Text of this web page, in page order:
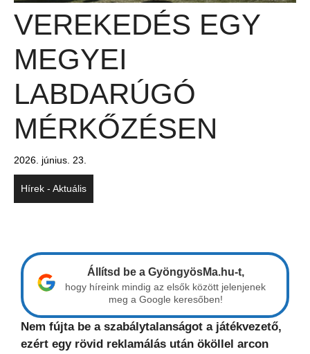
VEREKEDÉS EGY
MEGYEI
LABDARÚGÓ
MÉRKŐZÉSEN
2026. június. 23.
Hírek - Aktuális
Állítsd be a GyöngyösMa.hu-t,
hogy híreink mindig az elsők között jelenjenek
meg a Google keresőben!
Nem fújta be a szabálytalanságot a játékvezető,
ezért egy rövid reklamálás után ököllel arcon